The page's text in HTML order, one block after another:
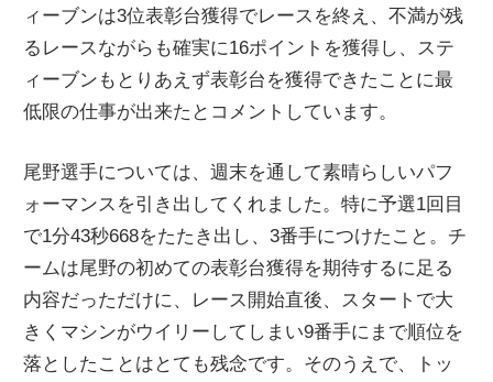
ィーブンは3位表彰台獲得でレースを終え、不満が残
るレースながらも確実に16ポイントを獲得し、ステ
ィーブンもとりあえず表彰台を獲得できたことに最
低限の仕事が出来たとコメントしています。
尾野選手については、週末を通して素晴らしいパフ
ォーマンスを引き出してくれました。特に予選1回目
で1分43秒668をたたき出し、3番手につけたこと。チ
ームは尾野の初めての表彰台獲得を期待するに足る
内容だっただけに、レース開始直後、スタートで大
きくマシンがウイリーしてしまい9番手にまで順位を
落としたことはとても残念です。そのうえで、トッ